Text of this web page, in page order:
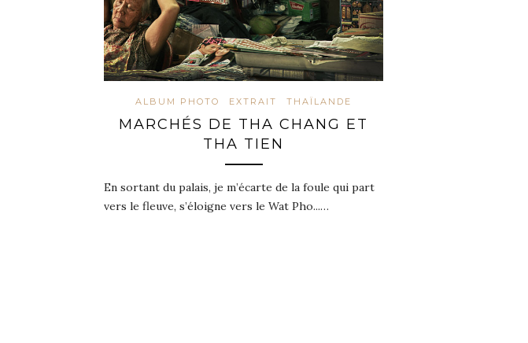
ALBUM PHOTO EXTRAIT THAÏLANDE
MARCHÉS DE THA CHANG ET
THA TIEN
En sortant du palais, je m’écarte de la foule qui part
vers le fleuve, s’éloigne vers le Wat Pho...…